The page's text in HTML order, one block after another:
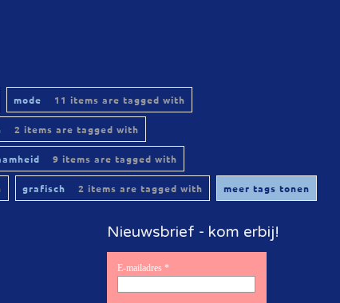
mode 11 items are tagged with
2 items are tagged with
9 items are tagged with
grafisch 2 items are tagged with meer tags tonen
Nieuwsbrief - kom erbij!